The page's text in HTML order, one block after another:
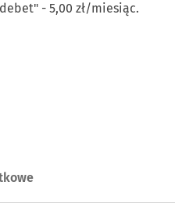
- 5,00 zł/miesiąc.